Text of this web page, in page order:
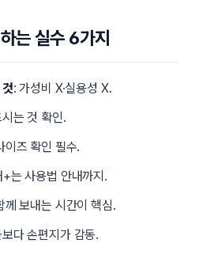
는 실수 6가지
: 가성비 X·실용성 X.
는 것 확인.
이즈 확인 필수.
는 사용법 안내까지.
께 보내는 시간이 핵심.
다 손편지가 감동.